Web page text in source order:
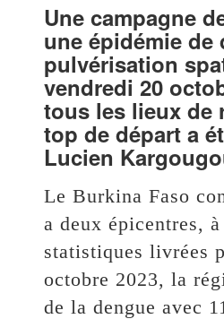
Une campagne
une épidémie de
pulvérisation
vendredi 20
tous les lieux de
top de départ a
Lucien
Le Burkina Faso
a deux épicentres,
statistiques livrées
octobre 2023, la
de la dengue avec